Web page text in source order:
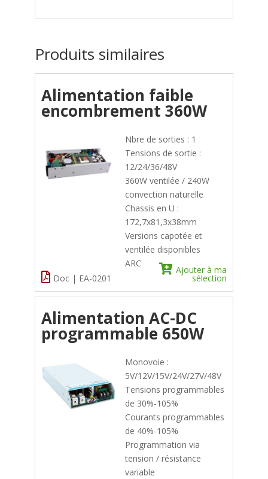
Produits similaires
Alimentation faible
encombrement 360W
Nbre de sorties : 1
Tensions de sortie :
12/24/36/48V
360W ventilée / 240W
convection naturelle
Chassis en U :
172,7x81,3x38mm
Versions capotée et
ventilée disponibles
ARC
Ajouter à ma
sélection
Doc | EA-0201
Alimentation AC-DC
programmable 650W
Monovoie :
5V/12V/15V/24V/27V/48V
Tensions programmables
de 30%-105%
Courants programmables
de 40%-105%
Programmation via
tension / résistance
variable